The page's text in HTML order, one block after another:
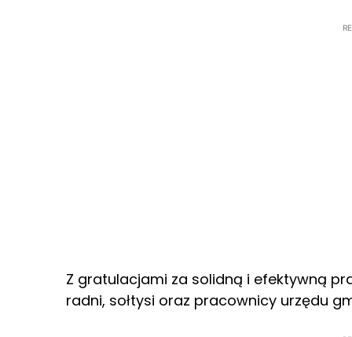
Z gratulacjami za solidną i efektywną
radni, sołtysi oraz pracownicy urzędu